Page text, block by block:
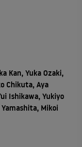
Kan, Yuka Ozaki,
Chikuta, Aya
Ishikawa, Yukiyo
Mikoi